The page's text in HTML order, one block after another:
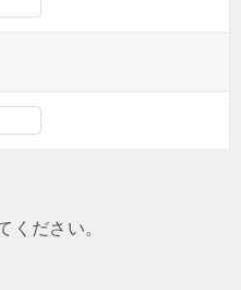
ください。